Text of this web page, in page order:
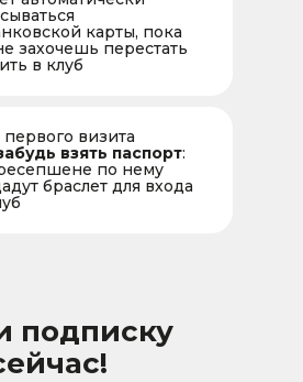
карты, пока
захочешь перестать
в клуб
визита
взять паспорт:
по нему
браслет для входа
подписку